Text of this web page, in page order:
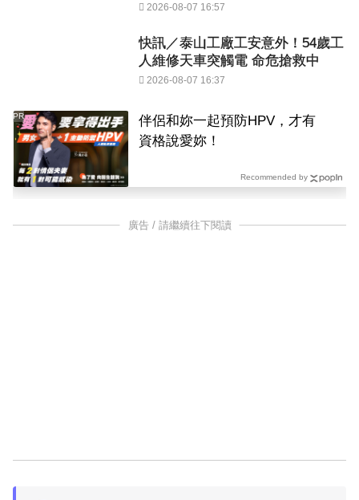
2026-08-07 16:57
快訊／泰山工廠工安意外！54歲工
人維修天車突觸電 命危搶救中
2026-08-07 16:37
伴侶和妳一起預防HPV，才有
資格說愛妳！
PR
Recommended by
廣告 / 請繼續往下閱讀